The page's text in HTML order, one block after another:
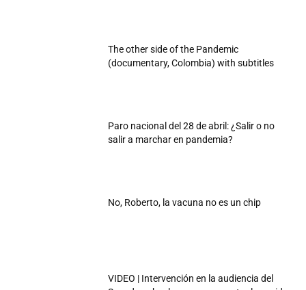
The other side of the Pandemic
(documentary, Colombia) with subtitles
Paro nacional del 28 de abril: ¿Salir o no
salir a marchar en pandemia?
No, Roberto, la vacuna no es un chip
VIDEO | Intervención en la audiencia del